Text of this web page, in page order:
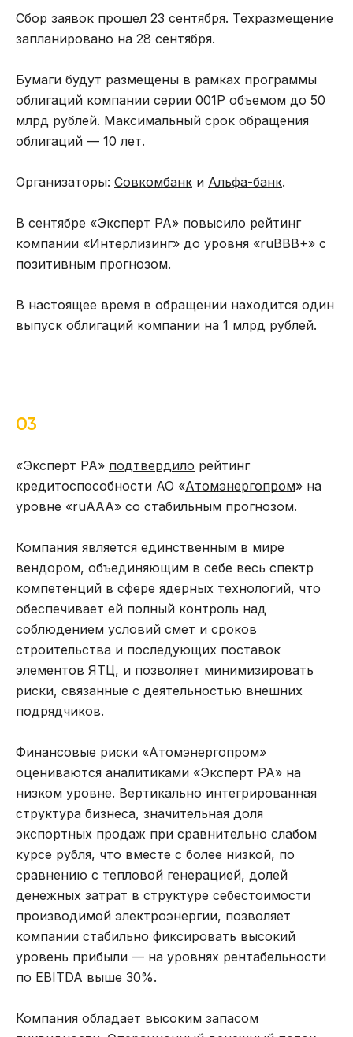
Сбор заявок прошел 23 сентября. Техразмещение
запланировано на 28 сентября.
Бумаги будут размещены в рамках программы
облигаций компании серии 001Р объемом до 50
млрд рублей. Максимальный срок обращения
облигаций — 10 лет.
Организаторы: Совкомбанк и Альфа-банк.
В сентябре «Эксперт РА» повысило рейтинг
компании «Интерлизинг» до уровня «ruBBB+» с
позитивным прогнозом.
В настоящее время в обращении находится один
выпуск облигаций компании на 1 млрд рублей.
03
«Эксперт РА» подтвердило рейтинг
кредитоспособности АО «Атомэнергопром» на
уровне «ruААА» со стабильным прогнозом.
Компания является единственным в мире
вендором, объединяющим в себе весь спектр
компетенций в сфере ядерных технологий, что
обеспечивает ей полный контроль над
соблюдением условий смет и сроков
строительства и последующих поставок
элементов ЯТЦ, и позволяет минимизировать
риски, связанные с деятельностью внешних
подрядчиков.
Финансовые риски «Атомэнергопром»
оцениваются аналитиками «Эксперт РА» на
низком уровне. Вертикально интегрированная
структура бизнеса, значительная доля
экспортных продаж при сравнительно слабом
курсе рубля, что вместе с более низкой, по
сравнению с тепловой генерацией, долей
денежных затрат в структуре себестоимости
производимой электроэнергии, позволяет
компании стабильно фиксировать высокий
уровень прибыли — на уровнях рентабельности
по EBITDA выше 30%.
Компания обладает высоким запасом